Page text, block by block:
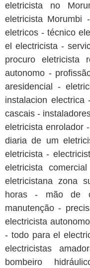
eletricista no
eletricista Morumbi
eletricos - técnico
el electricista -
procuro eletricista
autonomo -
aresidencial -
instalacion electrica
cascais -
eletricista enrolador
diaria de um
eletricista -
eletricista
eletricistana zona
horas - mão de
manutenção -
electricista
- todo para el
electricistas
bombeiro